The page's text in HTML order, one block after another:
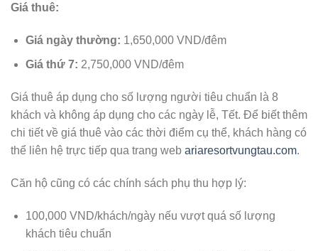
Giá thuê:
Giá ngày thường: 1,650,000 VND/đêm
Giá thứ 7: 2,750,000 VND/đêm
Giá thuê áp dụng cho số lượng người tiêu chuẩn là 8
khách và không áp dụng cho các ngày lễ, Tết. Để biết thêm
chi tiết về giá thuê vào các thời điểm cụ thể, khách hàng có
thể liên hệ trực tiếp qua trang web ariaresortvungtau.com.
Căn hộ cũng có các chính sách phụ thu hợp lý:
100,000 VND/khách/ngày nếu vượt quá số lượng
khách tiêu chuẩn